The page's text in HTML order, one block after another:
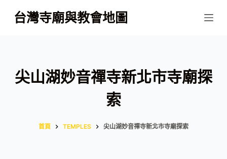
跳
至
容
台灣寺廟與教會地圖
尖山湖妙音禪寺新北市寺廟探
索
首頁 TEMPLES 尖山湖妙音禪寺新北市寺廟探索